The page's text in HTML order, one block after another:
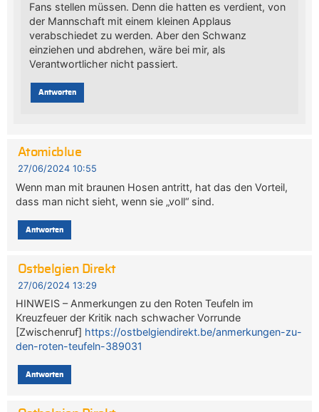
Fans stellen müssen. Denn die hatten es verdient, von
der Mannschaft mit einem kleinen Applaus
verabschiedet zu werden. Aber den Schwanz
einziehen und abdrehen, wäre bei mir, als
Verantwortlicher nicht passiert.
Antworten
Atomicblue
27/06/2024 10:55
Wenn man mit braunen Hosen antritt, hat das den Vorteil,
dass man nicht sieht, wenn sie „voll“ sind.
Antworten
Ostbelgien Direkt
27/06/2024 13:29
HINWEIS – Anmerkungen zu den Roten Teufeln im
Kreuzfeuer der Kritik nach schwacher Vorrunde
[Zwischenruf] https://ostbelgiendirekt.be/anmerkungen-zu-
den-roten-teufeln-389031
Antworten